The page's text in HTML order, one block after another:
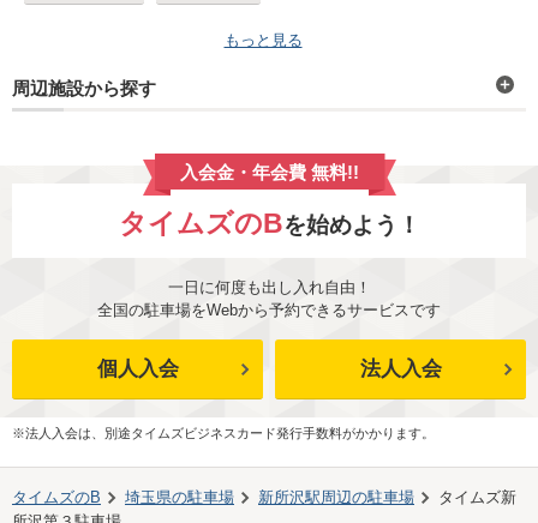
もっと見る
周辺施設から探す
入会金・年会費 無料!!
タイムズのBを始めよう！
一日に何度も出し入れ自由！
全国の駐車場をWebから予約できるサービスです
個人入会 法人入会
※法人入会は、別途タイムズビジネスカード発行手数料がかかります。
タイムズのB 埼玉県の駐車場 新所沢駅周辺の駐車場
タイムズ新